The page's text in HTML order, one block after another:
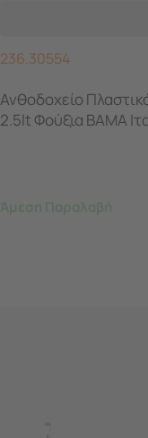
236.30554
Ανθοδοχείο
2.5lt Φούξια BAMA
Άμεση Παραλαβή